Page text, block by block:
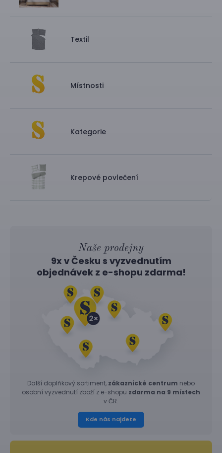
Textil
Místnosti
Kategorie
Krepové povlečení
Naše prodejny
9x v Česku s vyzvednutím
objednávek z e-shopu zdarma!
Další doplňkový sortiment, zákaznické centrum nebo
osobní vyzvednutí zboží z e-shopu zdarma na 9 místech
v ČR.
Kde nás najdete